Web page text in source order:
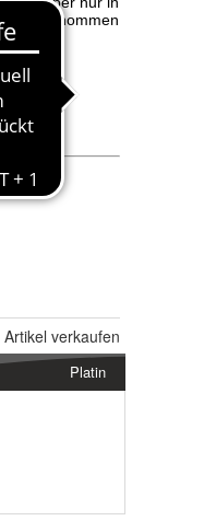
Artikel verkaufen
Platin